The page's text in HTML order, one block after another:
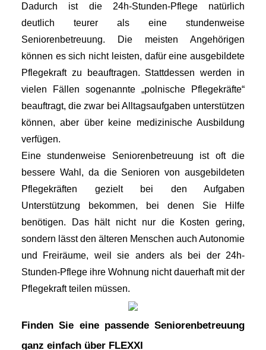
Dadurch ist die 24h-Stunden-Pflege natürlich
deutlich teurer als eine stundenweise
Seniorenbetreuung. Die meisten Angehörigen
können es sich nicht leisten, dafür eine ausgebildete
Pflegekraft zu beauftragen. Stattdessen werden in
vielen Fällen sogenannte „polnische Pflegekräfte“
beauftragt, die zwar bei Alltagsaufgaben unterstützen
können, aber über keine medizinische Ausbildung
verfügen.
Eine stundenweise Seniorenbetreuung ist oft die
bessere Wahl, da die Senioren von ausgebildeten
Pflegekräften gezielt bei den Aufgaben
Unterstützung bekommen, bei denen Sie Hilfe
benötigen. Das hält nicht nur die Kosten gering,
sondern lässt den älteren Menschen auch Autonomie
und Freiräume, weil sie anders als bei der 24h-
Stunden-Pflege ihre Wohnung nicht dauerhaft mit der
Pflegekraft teilen müssen.
Finden Sie eine passende Seniorenbetreuung
ganz einfach über FLEXXI